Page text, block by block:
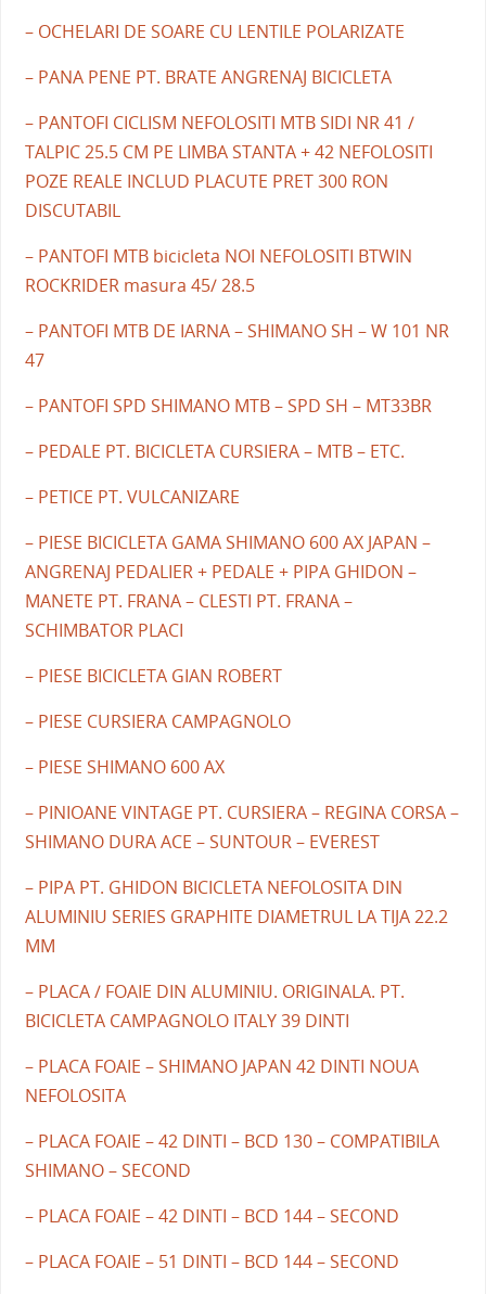
– OCHELARI DE SOARE CU LENTILE POLARIZATE
– PANA PENE PT. BRATE ANGRENAJ BICICLETA
– PANTOFI CICLISM NEFOLOSITI MTB SIDI NR 41 /
TALPIC 25.5 CM PE LIMBA STANTA + 42 NEFOLOSITI
POZE REALE INCLUD PLACUTE PRET 300 RON
DISCUTABIL
– PANTOFI MTB bicicleta NOI NEFOLOSITI BTWIN
ROCKRIDER masura 45/ 28.5
– PANTOFI MTB DE IARNA – SHIMANO SH – W 101 NR
47
– PANTOFI SPD SHIMANO MTB – SPD SH – MT33BR
– PEDALE PT. BICICLETA CURSIERA – MTB – ETC.
– PETICE PT. VULCANIZARE
– PIESE BICICLETA GAMA SHIMANO 600 AX JAPAN –
ANGRENAJ PEDALIER + PEDALE + PIPA GHIDON –
MANETE PT. FRANA – CLESTI PT. FRANA –
SCHIMBATOR PLACI
– PIESE BICICLETA GIAN ROBERT
– PIESE CURSIERA CAMPAGNOLO
– PIESE SHIMANO 600 AX
– PINIOANE VINTAGE PT. CURSIERA – REGINA CORSA –
SHIMANO DURA ACE – SUNTOUR – EVEREST
– PIPA PT. GHIDON BICICLETA NEFOLOSITA DIN
ALUMINIU SERIES GRAPHITE DIAMETRUL LA TIJA 22.2
MM
– PLACA / FOAIE DIN ALUMINIU. ORIGINALA. PT.
BICICLETA CAMPAGNOLO ITALY 39 DINTI
– PLACA FOAIE – SHIMANO JAPAN 42 DINTI NOUA
NEFOLOSITA
– PLACA FOAIE – 42 DINTI – BCD 130 – COMPATIBILA
SHIMANO – SECOND
– PLACA FOAIE – 42 DINTI – BCD 144 – SECOND
– PLACA FOAIE – 51 DINTI – BCD 144 – SECOND